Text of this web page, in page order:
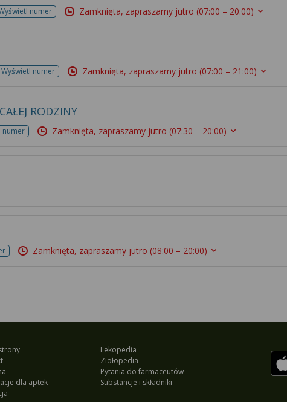
numer Zamknięta, zapraszamy jutro (07:00 – 20:00)
Wyświetl numer Zamknięta, zapraszamy jutro (07:00 – 21:00)
RODZINY
numer Zamknięta, zapraszamy jutro (07:30 – 20:00)
Zamknięta, zapraszamy jutro (08:00 – 20:00)
dla aptek
Lekopedia
Ziołopedia
Pytania do farmaceutów
Substancje i składniki